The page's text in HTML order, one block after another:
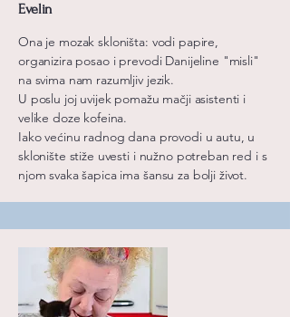
Evelin
Ona je mozak skloništa: vodi papire,
organizira posao i prevodi Danijeline "misli"
na svima nam razumljiv jezik.
U poslu joj uvijek pomažu mačji asistenti i
velike doze kofeina.
Iako većinu radnog dana provodi u autu, u
sklonište stiže uvesti i nužno potreban red i s
njom svaka šapica ima šansu za bolji život.